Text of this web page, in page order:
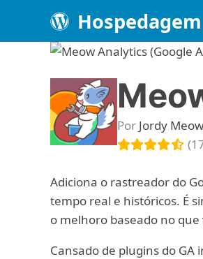
Por Jordy Meow
Adiciona o rastreador do
tempo real e históricos. É
o melhoro baseado no que
Cansado de plugins do